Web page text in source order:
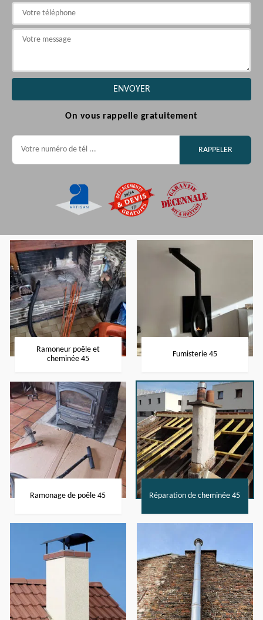
On vous rappelle gratuitement
Ramoneur poêle et
cheminée 45
Fumisterie 45
Ramonage de poêle 45 Réparation de cheminée 45